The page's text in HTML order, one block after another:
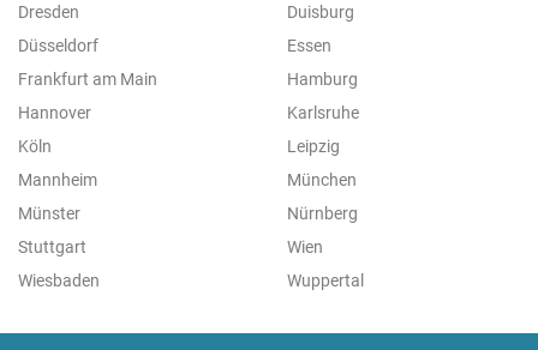
Dresden
Duisburg
Düsseldorf
Essen
Frankfurt am Main
Hamburg
Hannover
Karlsruhe
Köln
Leipzig
Mannheim
München
Münster
Nürnberg
Stuttgart
Wien
Wiesbaden
Wuppertal